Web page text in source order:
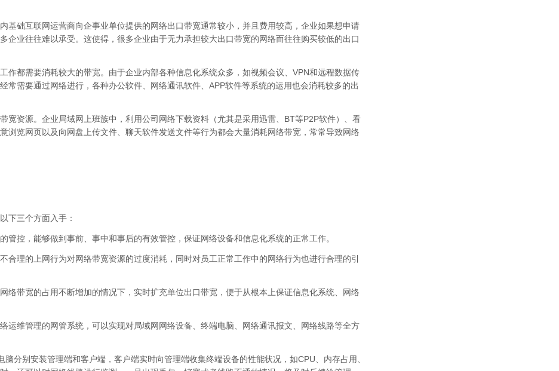
基础互联网运营商向企事业单位提供的网络出口带宽通常较小，并且费用较高，企业如果想申请
企业往往难以承受。这使得，很多企业由于无力承担较大出口带宽的网络而往往购买较低的出口
作都需要消耗较大的带宽。由于企业内部各种信息化系统众多，如视频会议、VPN和远程数据传
常需要通过网络进行，各种办公软件、网络通讯软件、APP软件等系统的运用也会消耗较多的出
宽资源。企业局域网上班族中，利用公司网络下载资料（尤其是采用迅雷、BT等P2P软件）、看
浏览网页以及向网盘上传文件、聊天软件发送文件等行为都会大量消耗网络带宽，常常导致网络
下三个方面入手：
管控，能够做到事前、事中和事后的有效管控，保证网络设备和信息化系统的正常工作。
合理的上网行为对网络带宽资源的过度消耗，同时对员工正常工作中的网络行为也进行合理的引
络带宽的占用不断增加的情况下，实时扩充单位出口带宽，便于从根本上保证信息化系统、网络
运维管理的网管系统，可以实现对局域网网络设备、终端电脑、网络通讯报文、网络线路等全方
分别安装管理端和客户端，客户端实时向管理端收集终端设备的性能状况，如CPU、内存占用、